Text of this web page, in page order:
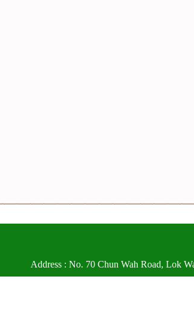
Address : No. 70 Chun Wah Road, Lok